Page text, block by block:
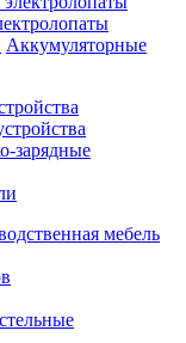
Аккумуляторные
зарядные
мебель